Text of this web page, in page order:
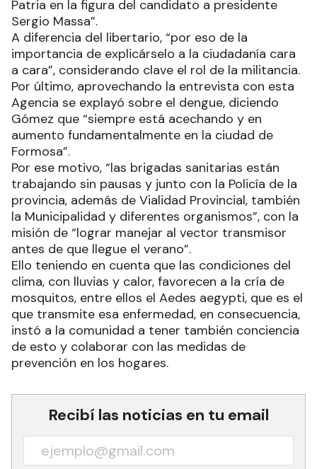
Patria en la figura del candidato a presidente
Sergio Massa”.
A diferencia del libertario, “por eso de la
importancia de explicárselo a la ciudadanía cara
a cara”, considerando clave el rol de la militancia.
Por último, aprovechando la entrevista con esta
Agencia se explayó sobre el dengue, diciendo
Gómez que “siempre está acechando y en
aumento fundamentalmente en la ciudad de
Formosa”.
Por ese motivo, “las brigadas sanitarias están
trabajando sin pausas y junto con la Policía de la
provincia, además de Vialidad Provincial, también
la Municipalidad y diferentes organismos”, con la
misión de “lograr manejar al vector transmisor
antes de que llegue el verano”.
Ello teniendo en cuenta que las condiciones del
clima, con lluvias y calor, favorecen a la cría de
mosquitos, entre ellos el Aedes aegypti, que es el
que transmite esa enfermedad, en consecuencia,
instó a la comunidad a tener también conciencia
de esto y colaborar con las medidas de
prevención en los hogares.
Recibí las noticias en tu email